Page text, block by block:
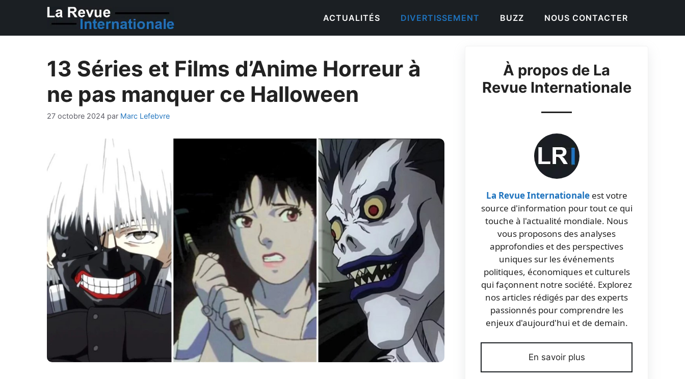
ACTUALITÉS DIVERTISSEMENT BUZZ NOUS CONTACTER
13 Séries et Films d’Anime Horreur à
ne pas manquer ce Halloween
27 octobre 2024 par Marc Lefebvre
À propos de La
Revue Internationale
La Revue Internationaleest votre
source d'information pour tout ce qui
touche à l'actualité mondiale. Nous
vous proposons des analyses
approfondies et des perspectives
uniques sur les événements
politiques, économiques et culturels
qui façonnent notre société. Explorez
nos articles rédigés par des experts
passionnés pour comprendre les
enjeux d'aujourd'hui et de demain.
En savoir plus